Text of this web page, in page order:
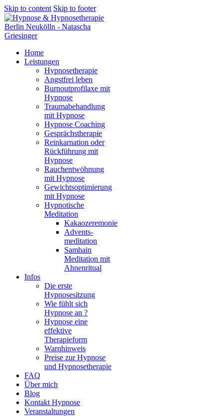
Skip to content Skip to footer
Home
Leistungen
Hypnosetherapie
Angstfrei leben
Burnoutprofilaxe mit
Hypnose
Traumabehandlung
mit Hypnose
Hypnose Coaching
Gesprächstherapie
Reinkarnation oder
Rückführung mit
Hypnose
Rauchentwöhnung
mit Hypnose
Gewichtsoptimierung
mit Hypnose
Hypnotische
Meditation
Kakaozeremonie
Advents-
meditation
Samhain
Meditation mit
Ahnenritual
Infos
Die erste
Hypnosesitzung
Wie fühlt sich
Hypnose an ?
Hypnose eine
effektive
Therapieform
Warnhinweis
Preise zur Hypnose
und Hypnosetherapie
FAQ
Über mich
Blog
Kontakt Hypnose
Veranstaltungen